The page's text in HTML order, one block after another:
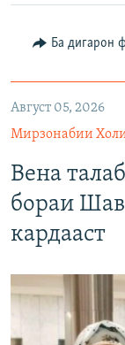
Ба дигарон
Август 05, 2026
Мирзонабии
Вена
бораи
кардааст